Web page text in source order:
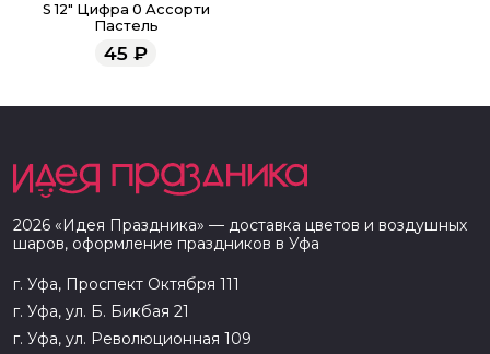
S 12" Цифра 0 Ассорти
Пастель
45 ₽
2026 «Идея Праздника» — доставка цветов и воздушных
шаров, оформление праздников в Уфа
г. Уфа, Проспект Октября 111
г. Уфа, ул. Б. Бикбая 21
г. Уфа, ул. Революционная 109